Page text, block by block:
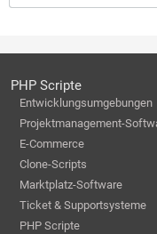
PHP Scripte
Entwicklungsumgebungen
Projektmanagement-
E-Commerce
Clone-Scripts
Marktplatz-Software
Ticket & Supportsysteme
PHP Scripte